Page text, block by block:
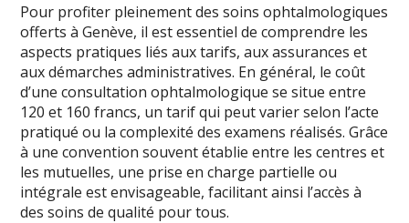
Pour profiter pleinement des soins ophtalmologiques
offerts à Genève, il est essentiel de comprendre les
aspects pratiques liés aux tarifs, aux assurances et
aux démarches administratives. En général, le coût
d’une consultation ophtalmologique se situe entre
120 et 160 francs, un tarif qui peut varier selon l’acte
pratiqué ou la complexité des examens réalisés. Grâce
à une convention souvent établie entre les centres et
les mutuelles, une prise en charge partielle ou
intégrale est envisageable, facilitant ainsi l’accès à
des soins de qualité pour tous.